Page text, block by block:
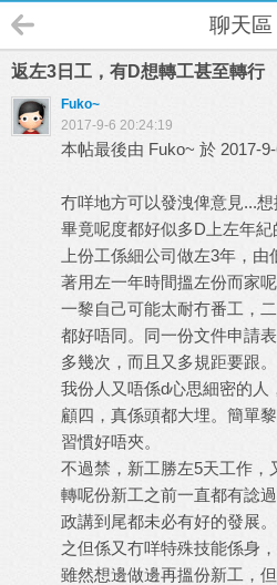
聊天區
返左3日工，有D想轉工甚至轉行
Fuko~
2017-9-6 20:24:19
本帖最後由 Fuko~ 於 2017-
冇咩地方可以發洩俾意見...想
畢竟呢度都好似多D上左年紀
上份工係細公司做左3年，
著用左一年時間搵左份而家
一黎自己可能太耐冇番工，
都好唔同。同一份文件申請
多幾次，而且又多規距要跟。
我份人又唔係d心思細密的人
顧四，真係頭都大埋。簡單
習慣好唔夾。
不過禁，新工勝左5天工作，
轉呢份新工之前一直都有諗
政講到尾都未必有好的發展。
之但係又冇咩特殊技能係身
雖然想邊做邊再搵份新工，